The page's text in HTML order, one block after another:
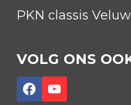
PKN classis
VOLG ONS